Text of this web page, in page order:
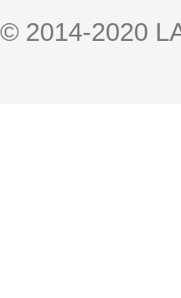
© 2014-2020